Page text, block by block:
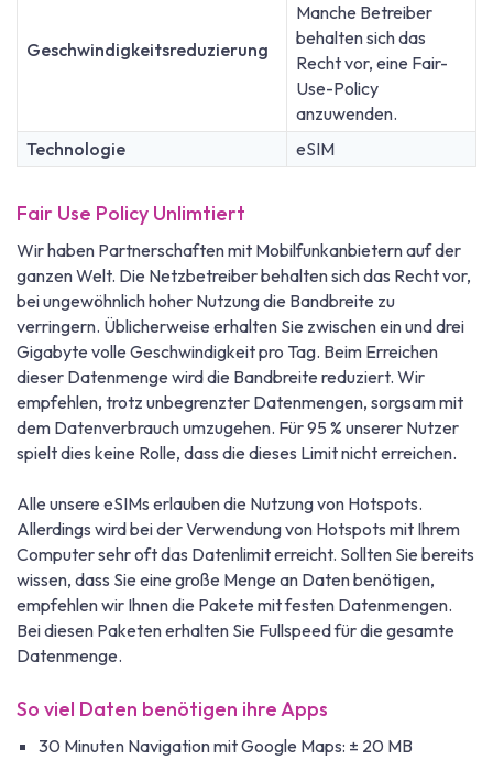
Geschwindigkeitsreduzierung
Manche Betreiber
behalten sich das
Recht vor, eine Fair-
Use-Policy
anzuwenden.
Technologie
eSIM
Fair Use Policy Unlimtiert
Wir haben Partnerschaften mit Mobilfunkanbietern auf der
ganzen Welt. Die Netzbetreiber behalten sich das Recht vor,
bei ungewöhnlich hoher Nutzung die Bandbreite zu
verringern. Üblicherweise erhalten Sie zwischen ein und drei
Gigabyte volle Geschwindigkeit pro Tag. Beim Erreichen
dieser Datenmenge wird die Bandbreite reduziert. Wir
empfehlen, trotz unbegrenzter Datenmengen, sorgsam mit
dem Datenverbrauch umzugehen. Für 95 % unserer Nutzer
spielt dies keine Rolle, dass die dieses Limit nicht erreichen.
Alle unsere eSIMs erlauben die Nutzung von Hotspots.
Allerdings wird bei der Verwendung von Hotspots mit Ihrem
Computer sehr oft das Datenlimit erreicht. Sollten Sie bereits
wissen, dass Sie eine große Menge an Daten benötigen,
empfehlen wir Ihnen die Pakete mit festen Datenmengen.
Bei diesen Paketen erhalten Sie Fullspeed für die gesamte
Datenmenge.
So viel Daten benötigen ihre Apps
30 Minuten Navigation mit Google Maps: ± 20 MB